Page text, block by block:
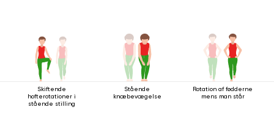
Skiftende
hofterotationer i
stående stilling
Stående
knæbevægelse
Rotation af fødderne
mens man står